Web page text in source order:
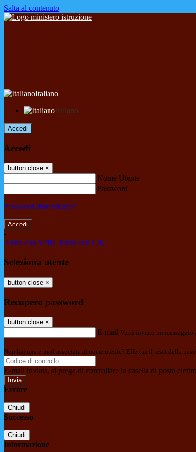
Salta al contenuto
Italiano
Italiano
Accedi
Accedi
button close ×
Nome Utente
Password
Password dimenticata?
-
Entra con SPID Entra con CIE
Seleziona utente
button close ×
Recupero password
button close ×
E-mail Verrà inviato un
Non hai una e-mail associata al nome utente? Effettua il reset della
E-mail inviata, si prega di controllare la casella di posta
Errore
Chiudi
Successo
Chiudi
Informazione